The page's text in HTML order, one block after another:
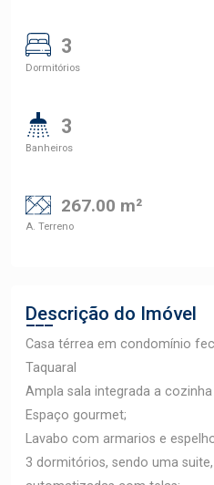
3
Dormitórios
3
Banheiros
267.00 m²
A. Terreno
Descrição do Imóvel
Casa térrea em condomínio
Taquaral
Ampla sala integrada a
Espaço gourmet;
Lavabo com armarios e
3 dormitórios, sendo uma